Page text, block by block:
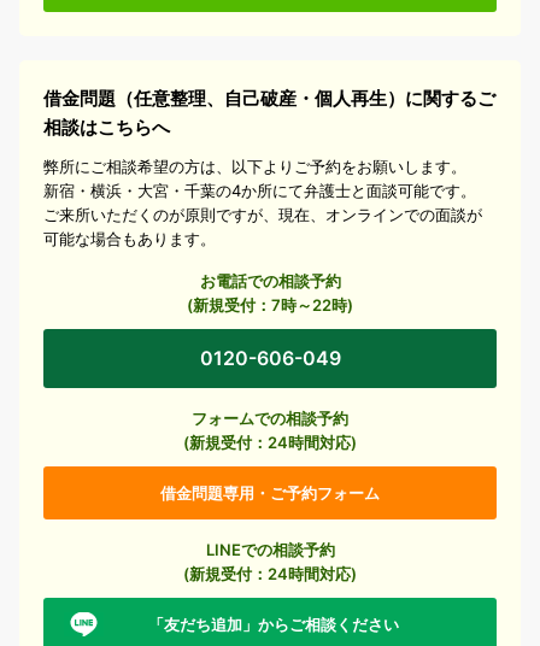
借金問題（任意整理、自己破産・個人再生）に関するご
相談はこちらへ
弊所にご相談希望の方は、以下よりご予約をお願いします。
新宿・横浜・大宮・千葉の4か所にて弁護士と面談可能です。
ご来所いただくのが原則ですが、現在、オンラインでの面談が
可能な場合もあります。
お電話での相談予約
(新規受付：7時～22時)
0120-606-049
フォームでの相談予約
(新規受付：24時間対応)
借金問題専用・ご予約フォーム
LINEでの相談予約
(新規受付：24時間対応)
「友だち追加」からご相談ください